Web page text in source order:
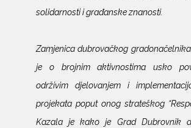
solidarnosti i građanske znanosti.
Zamjenica dubrovačkog
je o brojnim aktivnostima usko
održivim djelovanjem i
projekata poput onog strateškog
Kazala je kako je Grad Dubrovnik